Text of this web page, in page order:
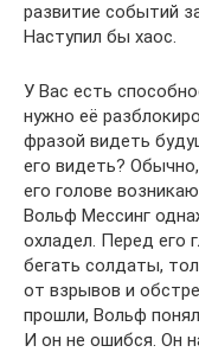
развитие событий
Наступил бы хаос.
У Вас есть
нужно её
фразой видеть
его видеть?
его голове
Вольф Мессинг
охладел. Перед его
бегать солдаты,
от взрывов и
прошли, Вольф
И он не ошибся. Он